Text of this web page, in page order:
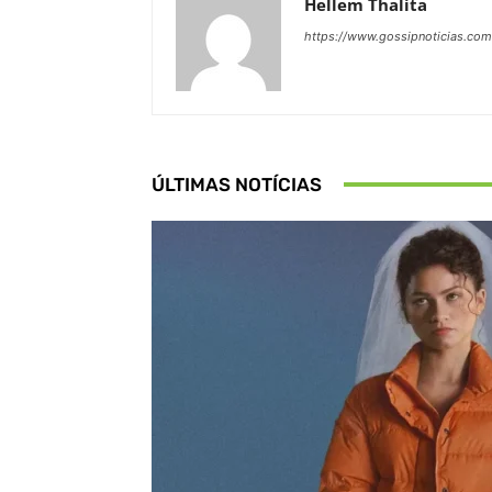
https://
ÚLTIMAS NOTÍCIAS